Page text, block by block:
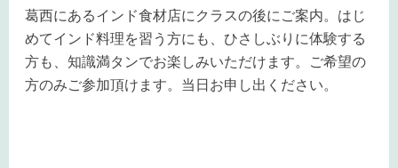
葛西にあるインド食材店にクラスの後にご案内。はじ
めてインド料理を習う方にも、ひさしぶりに体験する
方も、知識満タンでお楽しみいただけます。ご希望の
方のみご参加頂けます。当日お申し出ください。